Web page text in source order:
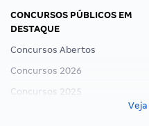
CONCURSOS PÚBLICOS EM
DESTAQUE
Concursos Abertos
Concursos 2026
Concursos 2025